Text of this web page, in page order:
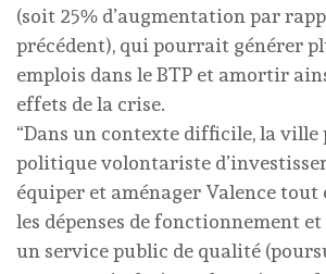
(soit 25% d’augmentation par
précédent), qui pourrait générer
emplois dans le BTP et amortir
effets de la crise.
“Dans un contexte difficile, la ville
politique volontariste
équiper et aménager Valence
les dépenses de fonctionnement
un service public de qualité